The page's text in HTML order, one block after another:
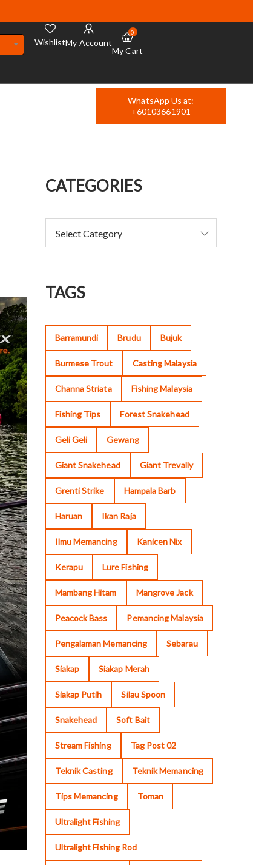
WishlistMy Account
0
My Cart
WhatsApp Us at:
+60103661901
CATEGORIES
TAGS
Barramundi Brudu Bujuk
Burmese Trout Casting Malaysia
Channa Striata Fishing Malaysia
Fishing Tips Forest Snakehead
Geli Geli Gewang
Giant Snakehead Giant Trevally
Grenti Strike Hampala Barb
Haruan Ikan Raja
Ilmu Memancing Kanicen Nix
Kerapu Lure Fishing
Mambang Hitam Mangrove Jack
Peacock Bass Pemancing Malaysia
Pengalaman Memancing Sebarau
Siakap Siakap Merah
Siakap Putih Silau Spoon
Snakehead Soft Bait
Stream Fishing Tag Post 02
Teknik Casting Teknik Memancing
Tips Memancing Toman
Ultralight Fishing
Ultralight Fishing Rod